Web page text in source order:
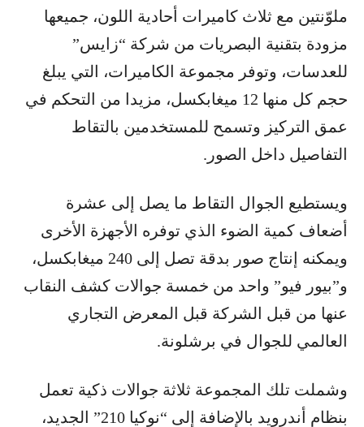
ملوّنتين مع ثلاث كاميرات أحادية اللون، جميعها
مزودة بتقنية البصريات من شركة “زايس”
للعدسات، وتوفر مجموعة الكاميرات، التي يبلغ
حجم كل منها 12 ميغابكسل، مزيدا من التحكم في
عمق التركيز وتسمح للمستخدمين بالتقاط
التفاصيل داخل الصور.
ويستطيع الجوال التقاط ما يصل إلى عشرة
أضعاف كمية الضوء الذي توفره الأجهزة الأخرى
ويمكنه إنتاج صور بدقة تصل إلى 240 ميغابكسل،
و”بيور فيو” واحد من خمسة جوالات كشف النقاب
عنها من قبل الشركة قبل المعرض التجاري
العالمي للجوال في برشلونة.
وشملت تلك المجموعة ثلاثة جوالات ذكية تعمل
بنظام أندرويد بالإضافة إلى “نوكيا 210” الجديد،